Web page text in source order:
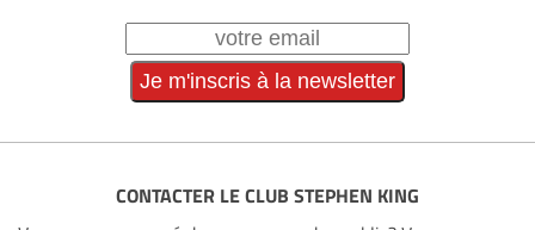
CONTACTER LE CLUB STEPHEN KING